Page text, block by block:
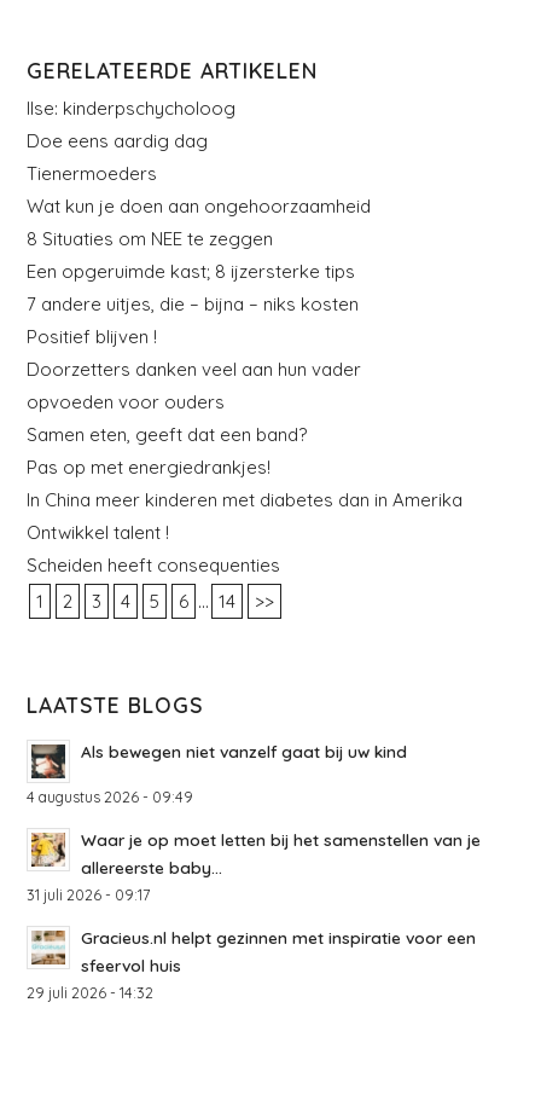
GERELATEERDE ARTIKELEN
Ilse: kinderpschycholoog
Doe eens aardig dag
Tienermoeders
Wat kun je doen aan ongehoorzaamheid
8 Situaties om NEE te zeggen
Een opgeruimde kast; 8 ijzersterke tips
7 andere uitjes, die – bijna – niks kosten
Positief blijven !
Doorzetters danken veel aan hun vader
opvoeden voor ouders
Samen eten, geeft dat een band?
Pas op met energiedrankjes!
In China meer kinderen met diabetes dan in Amerika
Ontwikkel talent !
Scheiden heeft consequenties
1
2 3 4 5 6 ... 14 >>
LAATSTE BLOGS
Als bewegen niet vanzelf gaat bij uw kind
4 augustus 2026 - 09:49
Waar je op moet letten bij het samenstellen van je
allereerste baby...
31 juli 2026 - 09:17
Gracieus.nl helpt gezinnen met inspiratie voor een
sfeervol huis
29 juli 2026 - 14:32